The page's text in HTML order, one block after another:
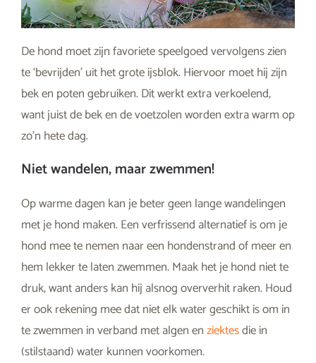
De hond moet zijn favoriete speelgoed vervolgens zien
te ‘bevrijden’ uit het grote ijsblok. Hiervoor moet hij zijn
bek en poten gebruiken. Dit werkt extra verkoelend,
want juist de bek en de voetzolen worden extra warm op
zo’n hete dag.
Niet wandelen, maar zwemmen!
Op warme dagen kan je beter geen lange wandelingen
met je hond maken. Een verfrissend alternatief is om je
hond mee te nemen naar een hondenstrand of meer en
hem lekker te laten zwemmen. Maak het je hond niet te
druk, want anders kan hij alsnog oververhit raken. Houd
er ook rekening mee dat niet elk water geschikt is om in
te zwemmen in verband met algen enziektesdie in
(stilstaand) water kunnen voorkomen.